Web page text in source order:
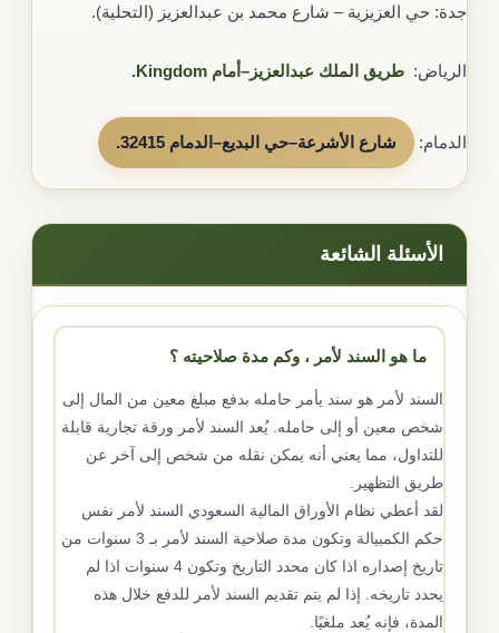
جدة: حي العزيزية – شارع محمد بن عبدالعزيز (التحلية).
الرياض: طريق الملك عبدالعزيز–أمام Kingdom.
الدمام: شارع الأشرعة–حي البديع–الدمام 32415 .
الأسئلة الشائعة
ما هو السند لأمر ، وكم مدة صلاحيته ؟
السند لأمر هو سند يأمر حامله بدفع مبلغ معين من المال إلى
شخص معين أو إلى حامله. يُعد السند لأمر ورقة تجارية قابلة
للتداول، مما يعني أنه يمكن نقله من شخص إلى آخر عن
طريق التظهير.
لقد أعطي نظام الأوراق المالية السعودي السند لأمر نفس
حكم الكمبيالة وتكون مدة صلاحية السند لأمر بـ 3 سنوات من
تاريخ إصداره اذا كان محدد التاريخ وتكون 4 سنوات اذا لم
يحدد تاريخه. إذا لم يتم تقديم السند لأمر للدفع خلال هذه
المدة، فإنه يُعد ملغيًا.